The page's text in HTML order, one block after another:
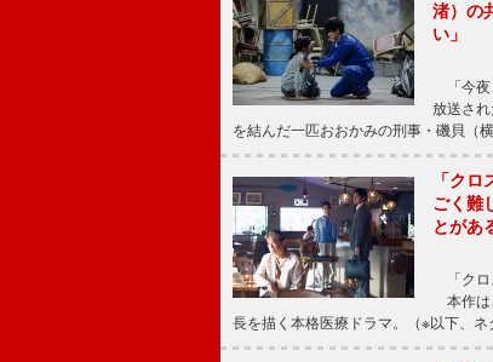
渚）の
い」
「今夜
放送さ
を結んだ一匹おおかみの刑事・磯貝（
「ク
ごく難
とがあ
「クロ
本作は
長を描く本格医療ドラマ。（※以下、